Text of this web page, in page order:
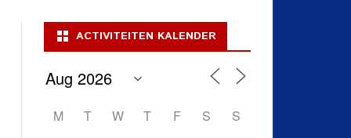
ACTIVITEITEN KALENDER
M T W T F S
S